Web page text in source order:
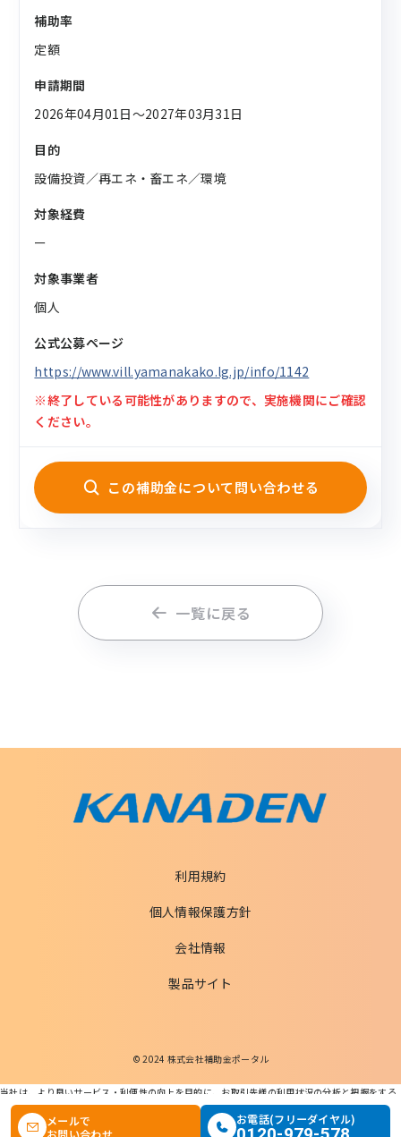
メールで
お問い合わせ
お電話(フリーダイヤル)
この条件で検索する
補助率
定額
申請期間
2026年04月01日〜2027年03月31日
目的
設備投資／再エネ・畜エネ／環境
対象経費
ー
対象事業者
個人
公式公募ページ
https://www.vill.yamanakako.lg.jp/info/1142
※終了している可能性がありますので、実施機関にご確認
ください。
この補助金について問い合わせる
一覧に戻る
利用規約
個人情報保護方針
会社情報
製品サイト
© 2024 株式会社補助金ポータル
当社は、より良いサービス・利便性の向上を目的に、お取引先様の利用状況の分析と把握をする
ためCookieを利用します。
本ウェブサイトを利用することで、Cookieの使用に同意するものとします。